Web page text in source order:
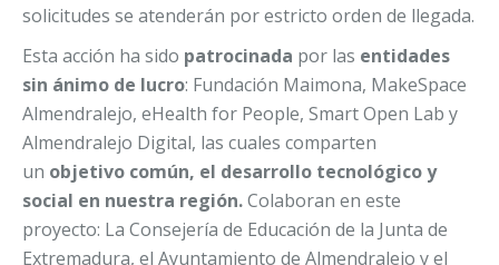
solicitudes se atenderán por estricto orden de llegada.
Esta acción ha sido patrocinada por las entidades
sin ánimo de lucro: Fundación Maimona, MakeSpace
Almendralejo, eHealth for People, Smart Open Lab y
Almendralejo Digital, las cuales comparten
un objetivo común, el desarrollo tecnológico y
social en nuestra región.Colaboran en este
proyecto: La Consejería de Educación de la Junta de
Extremadura, el Ayuntamiento de Almendralejo y el